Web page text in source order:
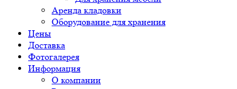
Аренда кладовки
Оборудование для хранения
Цены
Доставка
Фотогалерея
Информация
О компании